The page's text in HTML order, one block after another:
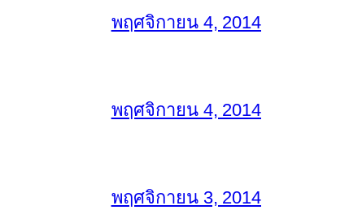
พฤศจิกายน 4, 2014
พฤศจิกายน 4, 2014
พฤศจิกายน 3, 2014